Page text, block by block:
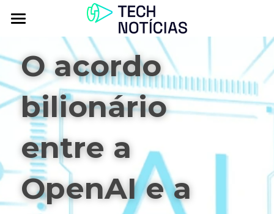
Atualidade
Explorar
Podcasts
Inbox
Contactos
O acordo
bilionário
entre a
OpenAI e a